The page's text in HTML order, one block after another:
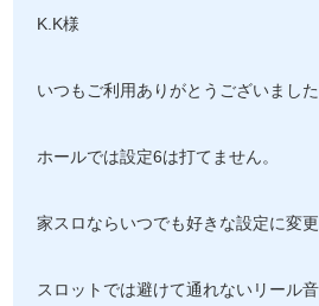
K.K様
いつもご利用ありがとうございました
ホールでは設定6は打てません。
家スロならいつでも好きな設定に変更
スロットでは避けて通れないリール音